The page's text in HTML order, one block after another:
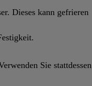
Dieses kann gefrieren
Sie stattdessen